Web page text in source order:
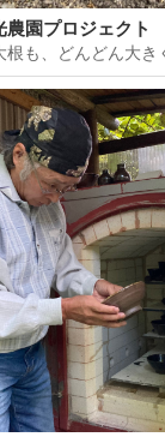
園プロジェクト
も、どんどん大き